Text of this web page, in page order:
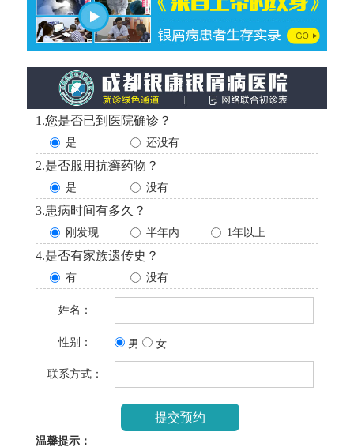
1.您是否已到医院确诊？
是 还没有
2.是否服用抗癣药物？
是 没有
3.患病时间有多久？
刚发现 半年内 1年以上
4.是否有家族遗传史？
有 没有
姓名：
性别： 男 女
联系方式：
温馨提示：